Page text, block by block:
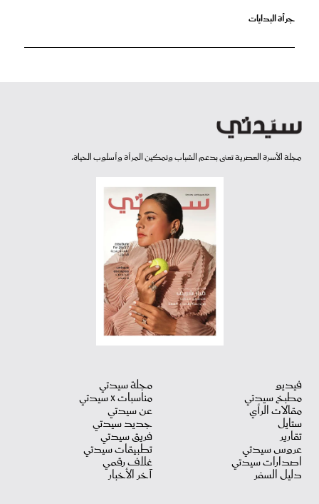
جرأة البدايات
مجلة الأسرة العصرية تعنى بدعم الشباب وتمكين المرأة وأسلوب الحياة.
فيديو
مطبخ سيدتي
مقالات الرأي
ستايل
تقارير
عروس سيدتي
اصدارات سيدتي
دليل السفر
مجلة سيدتي
مناسبات X سيدتي
عن سيدتي
جديد سيدتي
فريق سيدتي
تطبيقات سيدتي
غلاف رقمي
آخر الأخبار